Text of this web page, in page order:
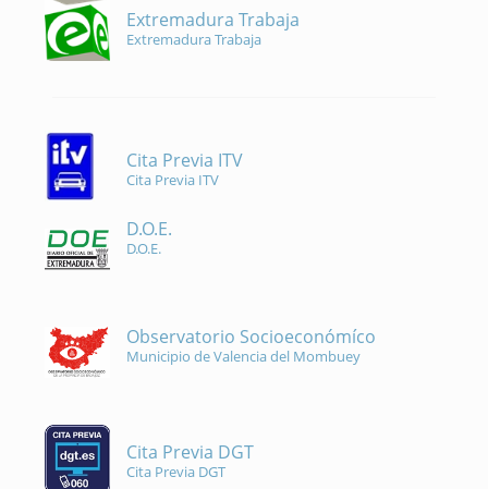
Extremadura Trabaja
Extremadura Trabaja
Cita Previa ITV
Cita Previa ITV
D.O.E.
D.O.E.
Observatorio Socioeconómíco
Municipio de Valencia del Mombuey
Cita Previa DGT
Cita Previa DGT